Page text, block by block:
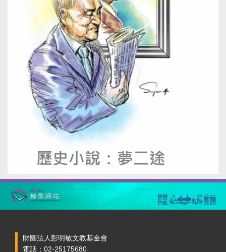
財團法人彭明敏文教基金會
電話：02-25175680